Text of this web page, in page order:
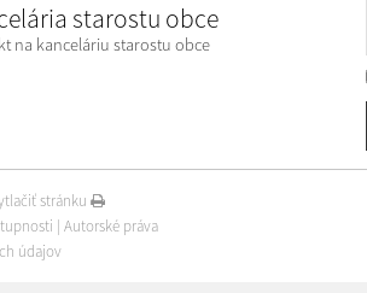
starostu obce
na kanceláriu starostu obce
stránku
| Autorské práva
údajov